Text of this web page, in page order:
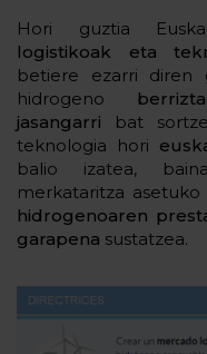
Hori guztia
logistikoak eta
betiere ezarri diren
hidrogeno
jasangarri
bat
teknologia hori
balio izatea,
merkataritza
hidrogenoaren
garapena sustatzea.